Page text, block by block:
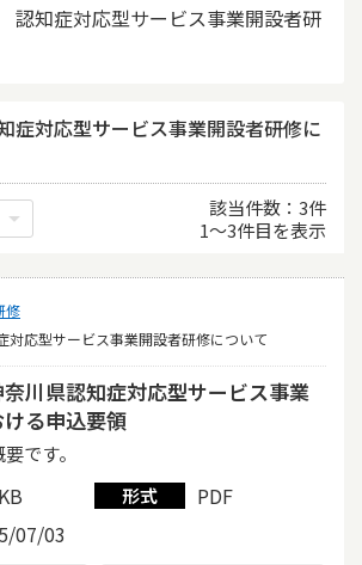
知症対応型サービス事業開設者研
対応型サービス事業開設者研修に
1〜3件目を表示
該当件数 3件
修
応型サービス事業開設者研修について
川県認知症対応型サービス事業
る申込要領
です。
形式 PDF
07/03